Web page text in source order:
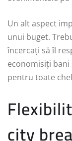
Un alt aspect
unui buget.
încercați să îl
economisiți bani
pentru toate
city